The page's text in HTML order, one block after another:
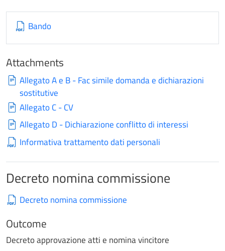
Bando
Attachments
Allegato A e B - Fac simile domanda e dichiarazioni
sostitutive
Allegato C - CV
Allegato D - Dichiarazione conflitto di interessi
Informativa trattamento dati personali
Decreto nomina commissione
Decreto nomina commissione
Outcome
Decreto approvazione atti e nomina vincitore